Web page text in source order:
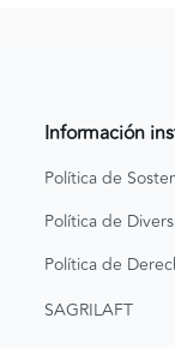
Información
Política de
Política de
Política de
SAGRILAFT